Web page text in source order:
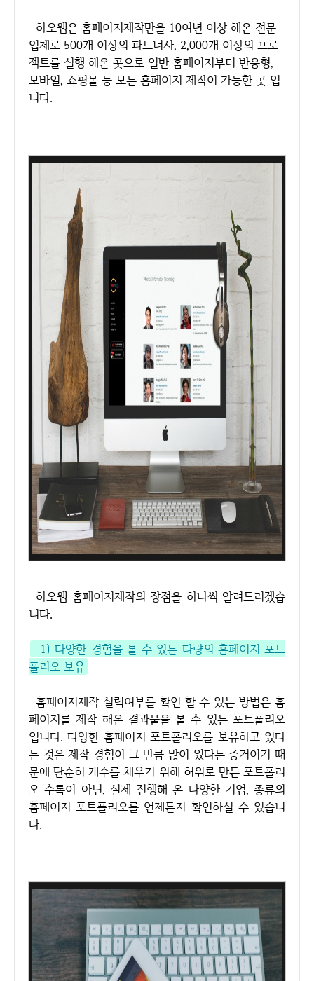
하오웹은 홈페이지제작만을 10여년 이상 해온 전문
업체로 500개 이상의 파트너사, 2,000개 이상의 프로
젝트를 실행 해온 곳으로 일반 홈페이지부터 반응형,
모바일, 쇼핑몰 등 모든 홈페이지 제작이 가능한 곳 입
니다.
하오웹 홈페이지제작의 장점을 하나씩 알려드리겠습
니다.
1) 다양한 경험을 볼 수 있는 다량의 홈페이지 포트
폴리오 보유
홈페이지제작 실력여부를 확인 할 수 있는 방법은 홈
페이지를 제작 해온 결과물을 볼 수 있는 포트폴리오
입니다. 다양한 홈페이지 포트폴리오를 보유하고 있다
는 것은 제작 경험이 그 만큼 많이 있다는 증거이기 때
문에 단순히 개수를 채우기 위해 허위로 만든 포트폴리
오 수록이 아닌, 실제 진행해 온 다양한 기업, 종류의
홈페이지 포트폴리오를 언제든지 확인하실 수 있습니
다.